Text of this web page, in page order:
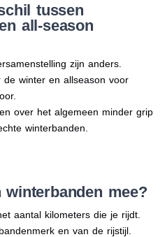
tussen
all-season
zijn anders.
de winter en allseason voor
over het algemeen minder grip
winterbanden.
winterbanden mee?
aantal kilometers die je rijdt.
en van de rijstijl.